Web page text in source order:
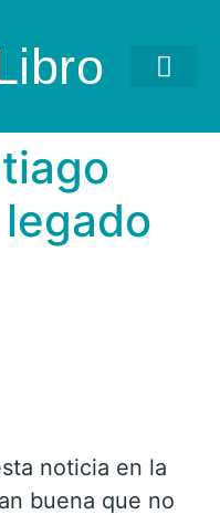
noticia en la
buena que no